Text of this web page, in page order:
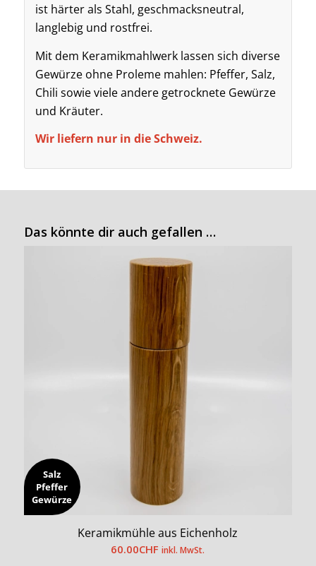
ist härter als Stahl, geschmacksneutral,
langlebig und rostfrei.
Mit dem Keramikmahlwerk lassen sich diverse
Gewürze ohne Proleme mahlen: Pfeffer, Salz,
Chili sowie viele andere getrocknete Gewürze
und Kräuter.
Wir liefern nur in die Schweiz.
Das könnte dir auch gefallen …
Salz
Pfeffer
Gewürze
Keramikmühle aus Eichenholz
60.00CHF inkl. MwSt.